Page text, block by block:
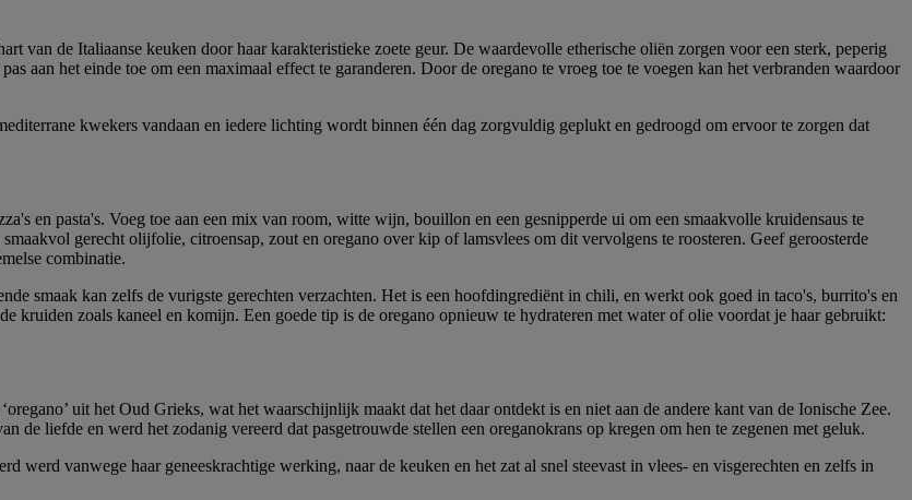
van de Italiaanse keuken door haar karakteristieke zoete geur. De waardevolle etherische oliën zorgen voor een sterk, peperig
aan het einde toe om een maximaal effect te garanderen. Door de oregano te vroeg toe te voegen kan het verbranden waardoor
kwekers vandaan en iedere lichting wordt binnen één dag zorgvuldig geplukt en gedroogd om ervoor te zorgen dat
en pasta's. Voeg toe aan een mix van room, witte wijn, bouillon en een gesnipperde ui om een smaakvolle kruidensaus te
gerecht olijfolie, citroensap, zout en oregano over kip of lamsvlees om dit vervolgens te roosteren. Geef geroosterde
combinatie.
smaak kan zelfs de vurigste gerechten verzachten. Het is een hoofdingrediënt in chili, en werkt ook goed in taco's, burrito's en
kruiden zoals kaneel en komijn. Een goede tip is de oregano opnieuw te hydrateren met water of olie voordat je haar gebruikt:
uit het Oud Grieks, wat het waarschijnlijk maakt dat het daar ontdekt is en niet aan de andere kant van de Ionische Zee.
de liefde en werd het zodanig vereerd dat pasgetrouwde stellen een oreganokrans op kregen om hen te zegenen met geluk.
werd vanwege haar geneeskrachtige werking, naar de keuken en het zat al snel steevast in vlees- en visgerechten en zelfs in